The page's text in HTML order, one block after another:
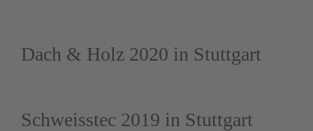
Dach & Holz 2020 in Stuttgart
Schweisstec 2019 in Stuttgart